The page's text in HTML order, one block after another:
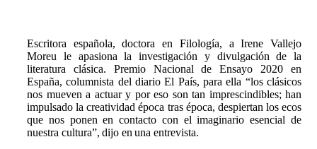
Escritora española, doctora en Filología, a Irene Vallejo
Moreu le apasiona la investigación y divulgación de la
literatura clásica. Premio Nacional de Ensayo 2020 en
España, columnista del diario El País, para ella “los clásicos
nos mueven a actuar y por eso son tan imprescindibles; han
impulsado la creatividad época tras época, despiertan los ecos
que nos ponen en contacto con el imaginario esencial de
nuestra cultura”, dijo en una entrevista.